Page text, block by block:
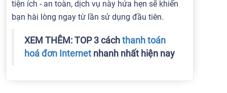
tiện ích - an toàn, dịch vụ này hứa hẹn sẽ khiến
bạn hài lòng ngay từ lần sử dụng đầu tiên.
XEM THÊM: TOP 3 cách thanh toán
hoá đơn Internet nhanh nhất hiện nay